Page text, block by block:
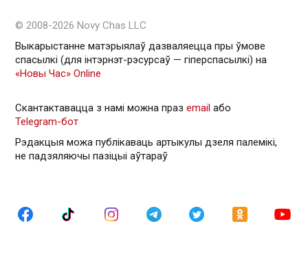
© 2008-2026 Novy Chas LLC
Выкарыстанне матэрыялаў дазваляецца пры ўмове
спасылкі (для інтэрнэт-рэсурсаў — гiперспасылкi) на
«Новы Час» Online
Скантактавацца з намі можна праз email або
Telegram-бот
Рэдакцыя можа публікаваць артыкулы дзеля палемікі,
не падзяляючы пазіцыі аўтараў